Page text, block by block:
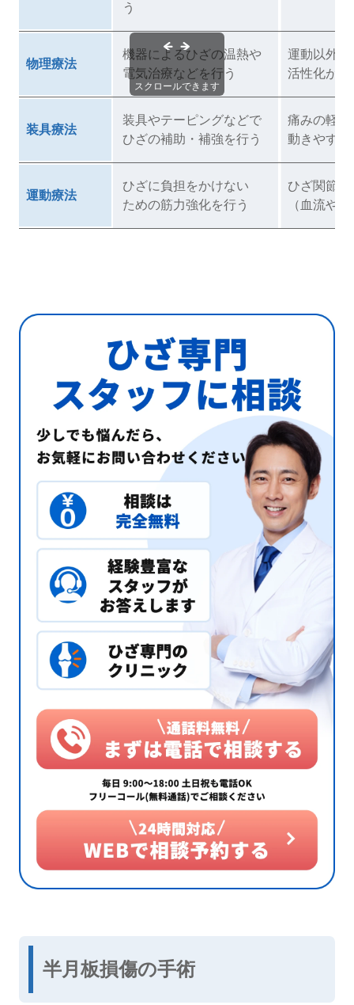
う
物理療法
機器によるひざの温熱や
電気治療などを行う
運動以外
活性化が期
装具療法
装具やテーピングなどで
ひざの補助・補強を行う
痛みの軽
動きやすく
運動療法
ひざに負担をかけない
ための筋力強化を行う
ひざ関節
（血流や
スクロールできます
半月板損傷の手術